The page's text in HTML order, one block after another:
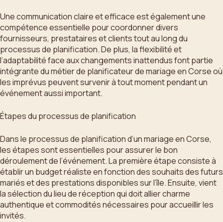
Une communication claire et efficace est également une
compétence essentielle pour coordonner divers
fournisseurs, prestataires et clients tout au long du
processus de planification. De plus, la flexibilité et
l’adaptabilité face aux changements inattendus font partie
intégrante du métier de planificateur de mariage en Corse où
les imprévus peuvent survenir à tout moment pendant un
événement aussi important.
Étapes du processus de planification
Dans le processus de planification d’un mariage en Corse,
les étapes sont essentielles pour assurer le bon
déroulement de l’événement. La première étape consiste à
établir un budget réaliste en fonction des souhaits des futurs
mariés et des prestations disponibles sur l’île. Ensuite, vient
la sélection du lieu de réception qui doit allier charme
authentique et commodités nécessaires pour accueillir les
invités.